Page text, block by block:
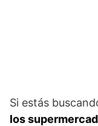
Si estás
los